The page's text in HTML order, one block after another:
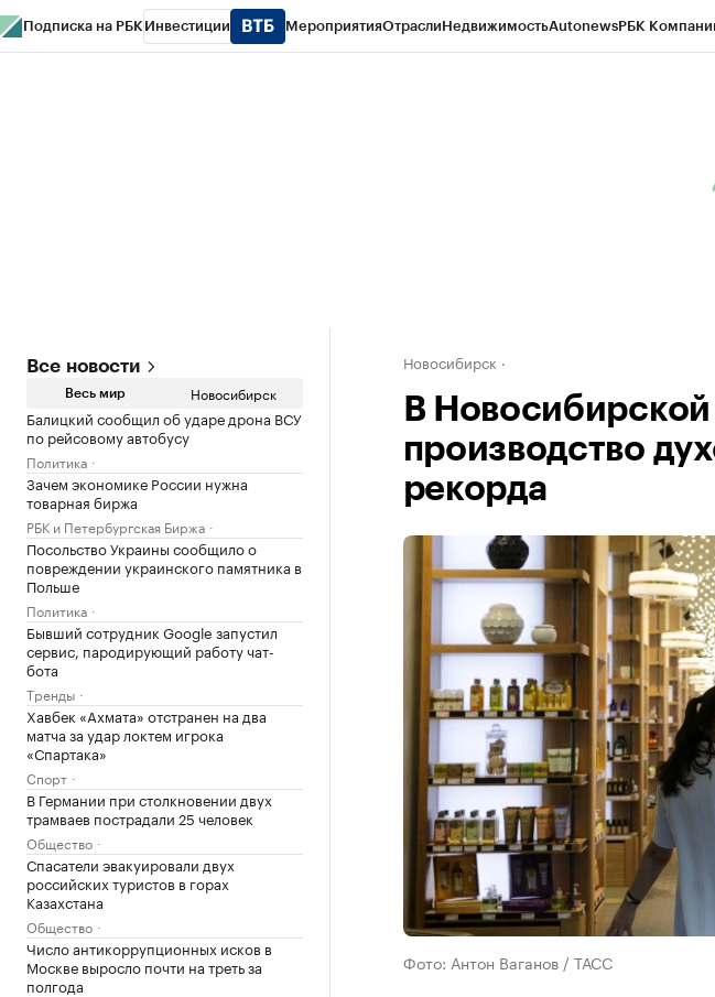
Подписка на РБК Инвестиции МероприятияОтраслиНедвижимостьAutonewsРБК
Все новости
Весь мир Новосибирск
Балицкий сообщил об ударе дрона ВСУ
по рейсовому автобусу
Политика
Зачем экономике России нужна
товарная биржа
РБК и Петербургская Биржа
Посольство Украины сообщило о
повреждении украинского памятника в
Польше
Политика
Бывший сотрудник Google запустил
сервис, пародирующий работу чат-
бота
Тренды
Хавбек «Ахмата» отстранен на два
матча за удар локтем игрока
«Спартака»
Спорт
В Германии при столкновении двух
трамваев пострадали 25 человек
Общество
Спасатели эвакуировали двух
российских туристов в горах
Казахстана
Общество
Число антикоррупционных исков в
Москве выросло почти на треть за
полгода
Новосибирск
В
производство
рекорда
Фото: Антон Ваганов / ТАСС